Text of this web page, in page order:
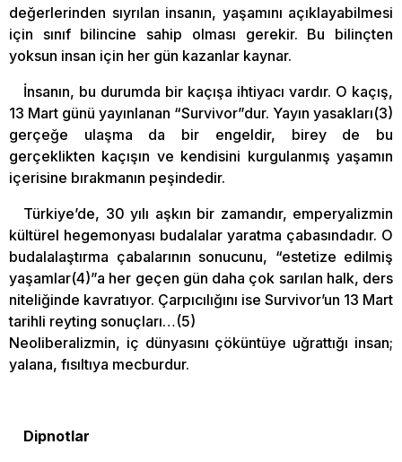
değerlerinden sıyrılan insanın, yaşamını açıklayabilmesi
için sınıf bilincine sahip olması gerekir. Bu bilinçten
yoksun insan için her gün kazanlar kaynar.
İnsanın, bu durumda bir kaçışa ihtiyacı vardır. O kaçış,
13 Mart günü yayınlanan “Survivor”dur. Yayın yasakları(3)
gerçeğe ulaşma da bir engeldir, birey de bu
gerçeklikten kaçışın ve kendisini kurgulanmış yaşamın
içerisine bırakmanın peşindedir.
Türkiye’de, 30 yılı aşkın bir zamandır, emperyalizmin
kültürel hegemonyası budalalar yaratma çabasındadır. O
budalalaştırma çabalarının sonucunu, “estetize edilmiş
yaşamlar(4)”a her geçen gün daha çok sarılan halk, ders
niteliğinde kavratıyor. Çarpıcılığını ise Survivor’un 13 Mart
tarihli reyting sonuçları…(5)
Neoliberalizmin, iç dünyasını çöküntüye uğrattığı insan;
yalana, fısıltıya mecburdur.
Dipnotlar